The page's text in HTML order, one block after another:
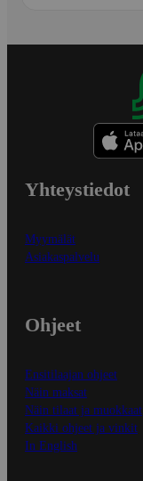
Yhteystiedot
Myymälät
Asiakaspalvelu
Ohjeet
Ensitilaajan ohjeet
Näin maksat
Näin tilaat ja muokkaat
Kaikki ohjeet ja vinkit
In English